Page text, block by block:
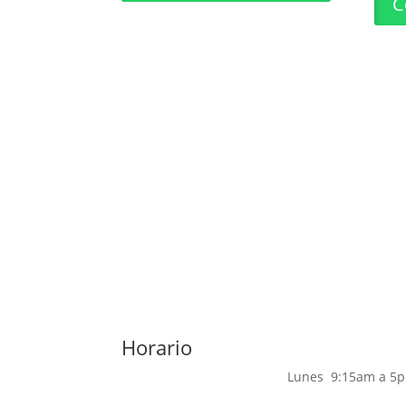
Horario
Lunes 9:15am a